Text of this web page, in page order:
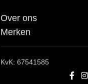
Over ons
Merken
KvK: 67541585